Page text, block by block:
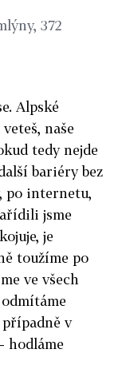
372
Alpské
naše
tedy nejde
bariéry bez
po internetu,
jsme
je
toužíme po
ve všech
případně v
hodláme